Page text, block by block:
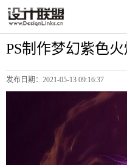
PS制作梦幻紫色
发布日期： 2021-05-13 09:16:37